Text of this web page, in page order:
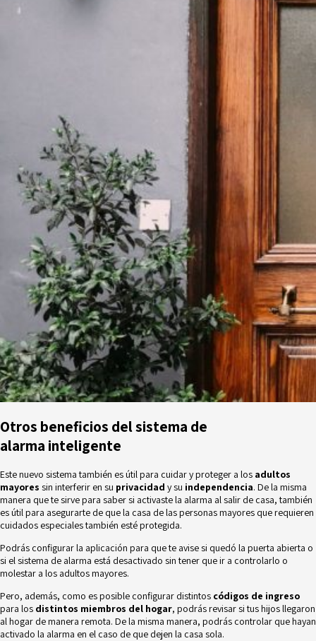
Otros beneficios delsistema de
alarma inteligente
Este nuevo sistema también es útil para cuidar y proteger a los adultos
mayores sin interferir en su privacidad y su independencia. De la misma
manera que te sirve para saber si activaste la alarma al salir de casa, también
es útil para asegurarte de que la casa de las personas mayores que requieren
cuidados especiales también esté protegida.
Podrás configurar la aplicación para que te avise si quedó la puerta abierta o
si el sistema de alarma está desactivado sin tener que ir a controlarlo o
molestar a los adultos mayores.
Pero, además, como es posible configurar distintos códigos de ingreso
para los distintos miembros del hogar, podrás revisar si tus hijos llegaron
al hogar de manera remota. De la misma manera, podrás controlar que hayan
activado la alarma en el caso de que dejen la casa sola.